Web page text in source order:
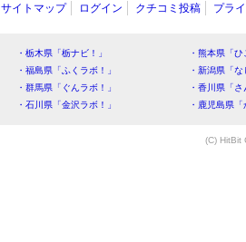
サイトマップ ログイン クチコミ投稿 プラ
・栃木県「栃ナビ！」
・熊本県「
・福島県「ふくラボ！」
・新潟県「
・群馬県「ぐんラボ！」
・香川県「
・石川県「金沢ラボ！」
・鹿児島県
(C) HitBit